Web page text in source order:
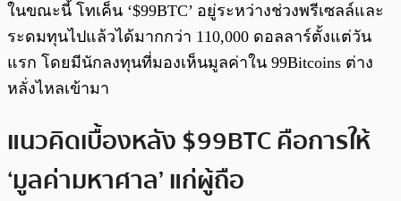
ในขณะนี้ โทเค็น ‘$99BTC’ อยู่ระหว่างช่วงพรีเซลล์และ
ระดมทุนไปแล้วได้มากกว่า 110,000 ดอลลาร์ตั้งแต่วัน
แรก โดยมีนักลงทุนที่มองเห็นมูลค่าใน 99Bitcoins ต่าง
หลั่งไหลเข้ามา
แนวคิดเบื้องหลัง $99BTC คือการให้
‘มูลค่ามหาศาล’ แก่ผู้ถือ